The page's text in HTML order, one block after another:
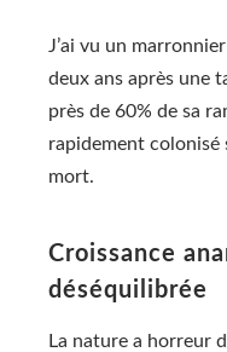
J’ai vu un
deux ans après une
près de 60% de sa
rapidement
mort.
Croissance
déséquilibrée
La nature a horreur